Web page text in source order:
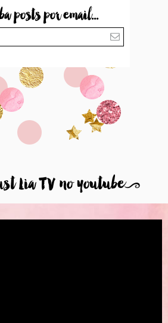
posts por email...
Lia TV no youtube9